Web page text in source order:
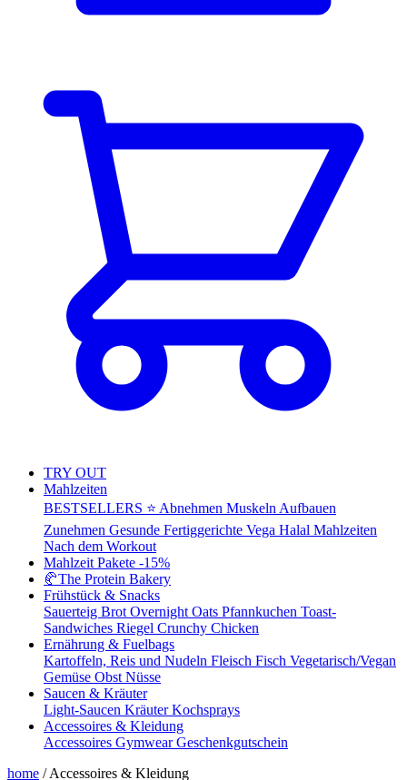
TRY OUT
Mahlzeiten
BESTSELLERS ⭐ Abnehmen Muskeln Aufbauen
Zunehmen Gesunde Fertiggerichte Vega Halal Mahlzeiten
Nach dem Workout
Mahlzeit Pakete -15%
🥐The Protein Bakery
Frühstück & Snacks
Sauerteig Brot Overnight Oats Pfannkuchen Toast-
Sandwiches Riegel Crunchy Chicken
Ernährung & Fuelbags
Kartoffeln, Reis und Nudeln Fleisch Fisch Vegetarisch/Vegan
Gemüse Obst Nüsse
Saucen & Kräuter
Light-Saucen KräuterKochsprays
Accessoires & Kleidung
Accessoires GymwearGeschenkgutschein
home / Accessoires & Kleidung